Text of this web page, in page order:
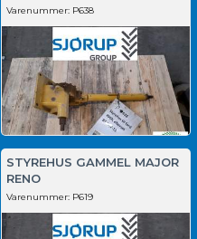
Varenummer: P638
STYREHUS GAMMEL MAJOR
RENO
Varenummer: P619